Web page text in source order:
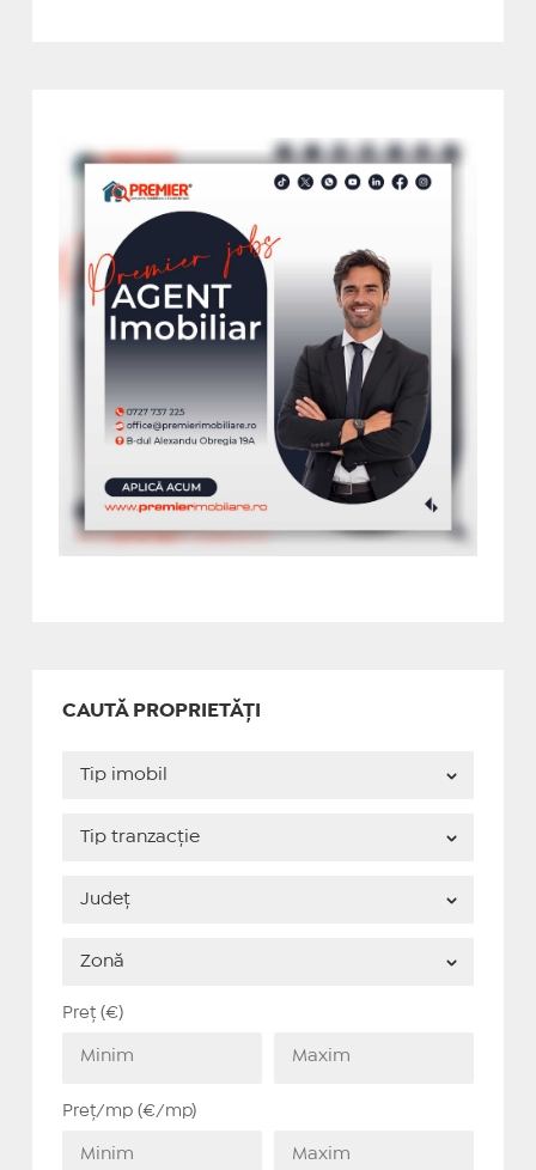
CAUTĂ PROPRIETĂȚI
Preț (€)
Preț/mp (€/mp)